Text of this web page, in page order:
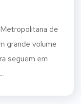
de
grande volume
seguem em